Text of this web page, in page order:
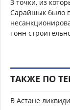
3 точки, из
Сарайшык было
тонн
ТАКЖЕ ПО
В Астане